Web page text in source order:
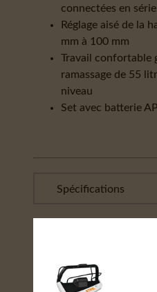
connectées en série
Réglage aisé de la
mm à 100 mm
Travail confortable
ramassage de 55
niveau
Set avec batterie